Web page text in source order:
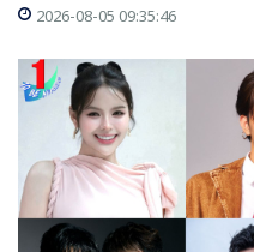
2026-08-05 09:35:46